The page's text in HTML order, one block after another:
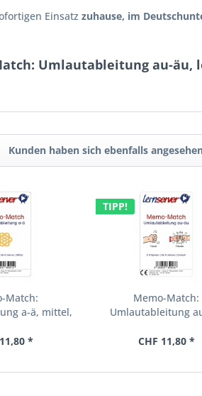
Einsatz zuhause, im
Umlautableitung au-äu,
Kunden haben sich ebenfalls
Match:
a-ä, mittel,
*
TIPP!
Memo-Match:
Umlautableitung
CHF 11,80 *